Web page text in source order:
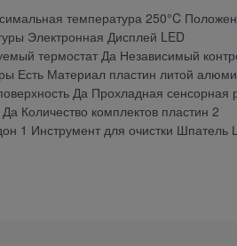
температура 250°C
Электронная Дисплей LED
термостат Да Независимый
Есть Материал пластин литой
Да Прохладная сенсорная
Количество комплектов пластин 2
1 Инструмент для очистки Шпатель